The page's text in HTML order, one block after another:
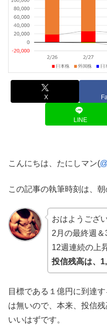
X
LINE
こんにちは、たにしマン(
この記事の執筆時刻は、朝
おはようござ
2月の最終週＆
12週連続の上
投信残高は、
目標である１億円に到達
は無いので、本来、投信
いいはずです。